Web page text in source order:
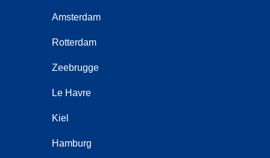
Amsterdam
Rotterdam
Zeebrugge
Le Havre
Kiel
Hamburg